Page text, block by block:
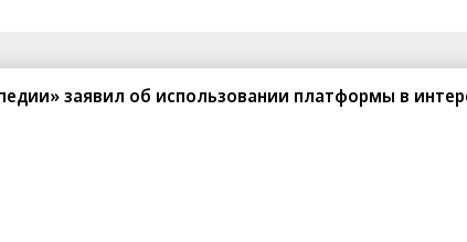
заявил об использовании платформы в
Реклама
Вакансии
Обратная связь
Правовая информация